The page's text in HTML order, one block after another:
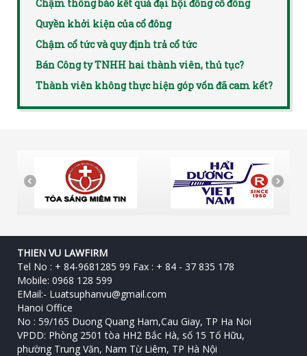
Chậm thông báo kết quả đại hội đồng cổ đông
Quyền khởi kiện của cổ đông
Chậm cổ tức và quy định trả cổ tức
Bán Công ty TNHH hai thành viên, thủ tục?
Thành viên không thực hiện góp vốn đã cam kết?
THIEN VU LAWFIRM
Tel No : + 84-9681285 99 Fax : + 84 - 37 835 178
Mobile: 0968 128 599
EMail:- Luatsuphanvu@gmail.com
Hanoi Office
No : 59/165 Duong Quang Ham,Cau Giay, TP Ha Noi
VPDD: Phòng 2501 tòa HH2 Bắc Hà, số 15 Tố Hữu, ‎
phường Trung Văn, Nam Từ Liêm, TP Hà Nội